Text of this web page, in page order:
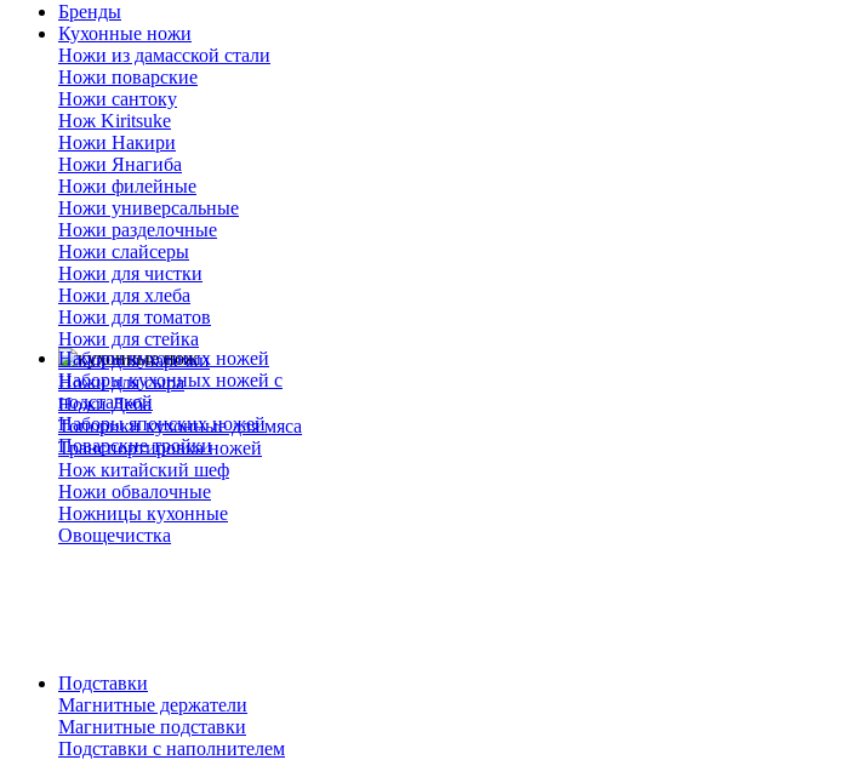
Бренды
Кухонные ножи
Ножи из дамасской стали
Ножи поварские
Ножи сантоку
Нож Kiritsuke
Ножи Накири
Ножи Янагиба
Ножи филейные
Ножи универсальные
Ножи разделочные
Ножи слайсеры
Ножи для чистки
Ножи для хлеба
Ножи для томатов
Ножи для стейка
Ножи для нарезки
Ножи для сыра
Ножи Деба
Топорики кухонные для мяса
Транспортировка ножей
Нож китайский шеф
Ножи обвалочные
Ножницы кухонные
Овощечистка
Наборы кухонных ножей
Наборы кухонных ножей с
подставкой
Наборы японских ножей
Поварские тройки
Подставки
Магнитные держатели
Магнитные подставки
Подставки с наполнителем